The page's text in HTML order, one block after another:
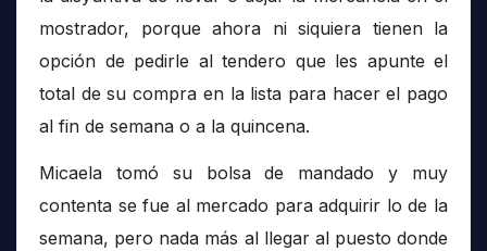
mostrador, porque ahora ni siquiera tienen la
opción de pedirle al tendero que les apunte el
total de su compra en la lista para hacer el pago
al fin de semana o a la quincena.
Micaela tomó su bolsa de mandado y muy
contenta se fue al mercado para adquirir lo de la
semana, pero nada más al llegar al puesto donde